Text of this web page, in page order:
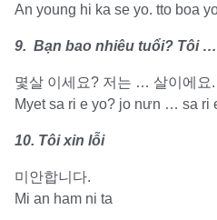
An young hi ka se yo. tto boa
9. Bạn bao nhiêu tuổi? Tôi
몇살 이세요? 저는 … 살이에요.
Myet sa ri e yo? jo nưn … sa ri
10. Tôi xin lỗi
미안합니다.
Mi an ham ni ta